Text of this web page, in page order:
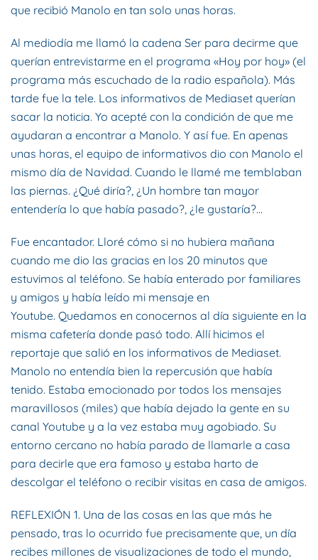
que recibió Manolo en tan solo unas horas.
Al mediodía me llamó la cadena Ser para decirme que
querían entrevistarme en el programa «Hoy por hoy» (el
programa más escuchado de la radio española). Más
tarde fue la tele. Los informativos de Mediaset querían
sacar la noticia. Yo acepté con la condición de que me
ayudaran a encontrar a Manolo. Y así fue. En apenas
unas horas, el equipo de informativos dio con Manolo el
mismo día de Navidad. Cuando le llamé me temblaban
las piernas. ¿Qué diría?, ¿Un hombre tan mayor
entendería lo que había pasado?, ¿le gustaría?…
Fue encantador. Lloré cómo si no hubiera mañana
cuando me dio las gracias en los 20 minutos que
estuvimos al teléfono. Se había enterado por familiares
y amigos y había leído mi mensaje en
Youtube. Quedamos en conocernos al día siguiente en la
misma cafetería donde pasó todo. Allí hicimos el
reportaje que salió en los informativos de Mediaset.
Manolo no entendía bien la repercusión que había
tenido. Estaba emocionado por todos los mensajes
maravillosos (miles) que había dejado la gente en su
canal Youtube y a la vez estaba muy agobiado. Su
entorno cercano no había parado de llamarle a casa
para decirle que era famoso y estaba harto de
descolgar el teléfono o recibir visitas en casa de amigos.
REFLEXIÓN 1. Una de las cosas en las que más he
pensado, tras lo ocurrido fue precisamente que, un día
recibes millones de visualizaciones de todo el mundo,